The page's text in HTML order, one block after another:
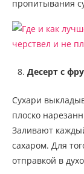
пропитывания
Десерт с
Сухари
плоско
Заливают
сахаром. Для
отправкой в